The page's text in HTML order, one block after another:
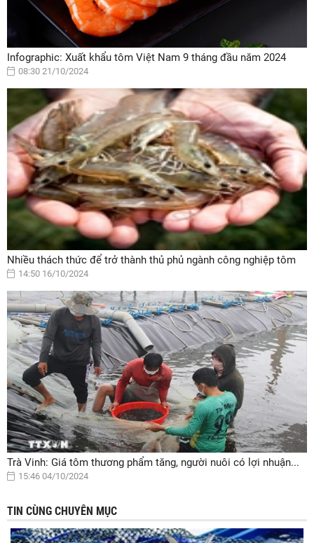
Infographic: Xuất khẩu tôm Việt Nam 9 tháng đầu năm 2024
08:30 21/10/2024
Nhiều thách thức để trở thành thủ phủ ngành công nghiệp tôm
14:50 16/10/2024
Trà Vinh: Giá tôm thương phẩm tăng, người nuôi có lợi nhuận...
15:46 04/10/2024
TIN CÙNG CHUYÊN MỤC